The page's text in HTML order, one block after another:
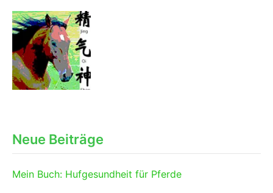
Neue Beiträge
Mein Buch: Hufgesundheit für Pferde